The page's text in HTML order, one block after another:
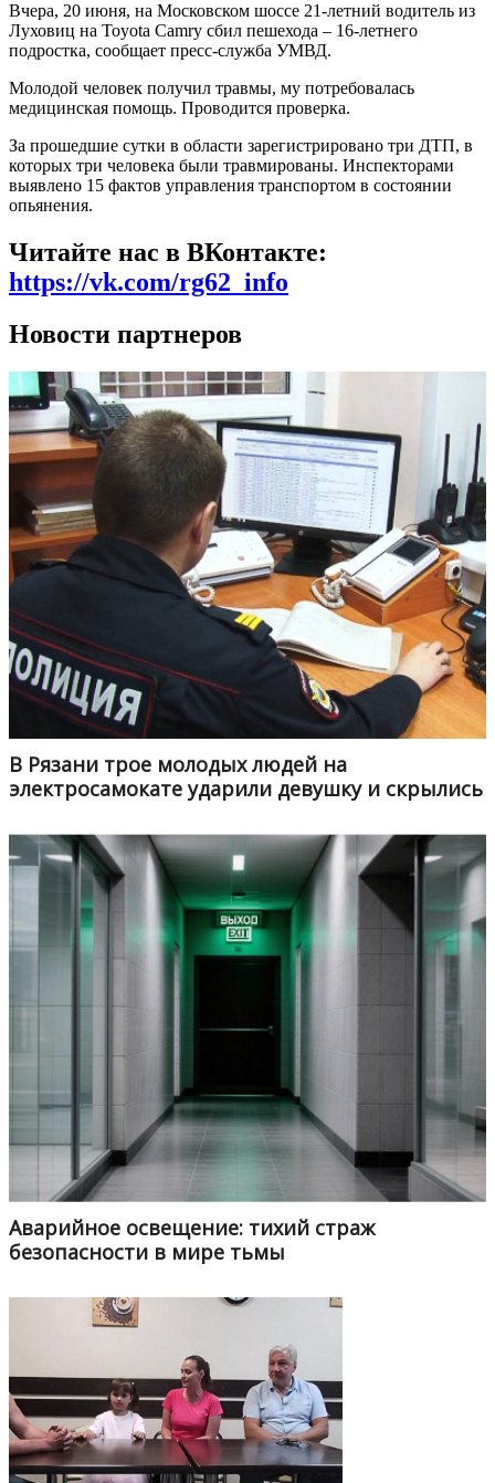
Вчера, 20 июня, на Московском шоссе 21-летний водитель из
Луховиц на Toyota Camry сбил пешехода – 16-летнего
подростка, сообщает пресс-служба УМВД.
Молодой человек получил травмы, му потребовалась
медицинская помощь. Проводится проверка.
За прошедшие сутки в области зарегистрировано три ДТП, в
которых три человека были травмированы. Инспекторами
выявлено 15 фактов управления транспортом в состоянии
опьянения.
Читайте нас в ВКонтакте:
https://vk.com/rg62_info
Новости партнеров
В Рязани трое молодых людей на
электросамокате ударили девушку и скрылись
Аварийное освещение: тихий страж
безопасности в мире тьмы